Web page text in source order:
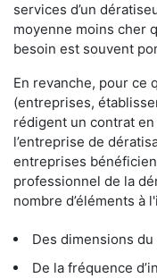
services d’un
moyenne moins cher
besoin est souvent
En revanche, pour ce
(entreprises,
rédigent un contrat
l’entreprise de
entreprises
professionnel de la
nombre d’éléments à
Des dimensions
De la fréquence